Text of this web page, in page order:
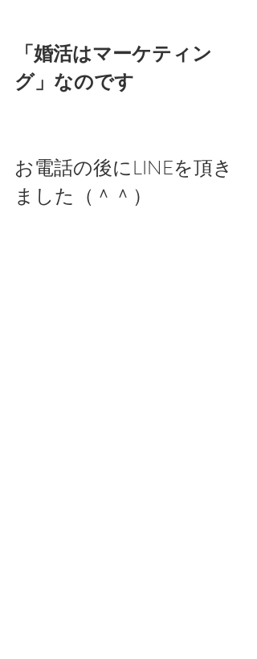
「婚活はマーケティン
グ」なのです
お電話の後にLINEを頂き
ました（＾＾）